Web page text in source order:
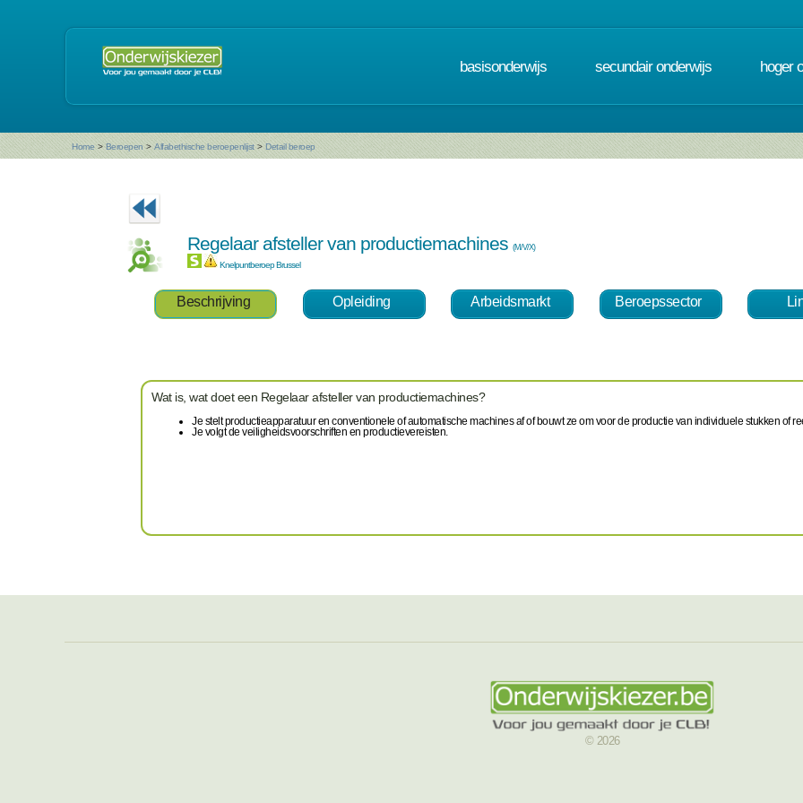
basisonderwijs secundair onderwijs hoger
Home > Beroepen > Alfabethische beroepenlijst > Detail beroep
Regelaar afsteller van productiemachines (M/V/X)
Knelpuntberoep Brussel
Beschrijving Opleiding Arbeidsmarkt Beroepssector
Wat is, wat doet een Regelaar afsteller van productiemachines?
Je stelt productieapparatuur en conventionele of automatische machines af of bouwt ze om voor de productie van individuele stukken of
Je volgt de veiligheidsvoorschriften en productievereisten.
© 2026